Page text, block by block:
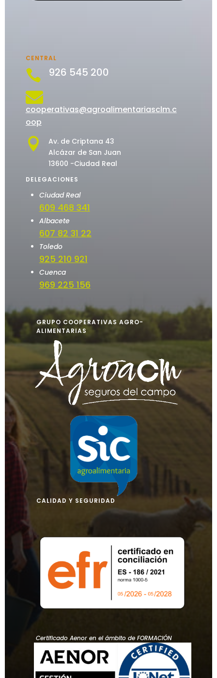
CENTRAL
 926 545 200

cooperativas@agroalimentariasclm.c
oop

Av. de Criptana 43
Alcázar de San Juan
13600 -Ciudad Real
DELEGACIONES
Ciudad Real
609 468 341
Albacete
607 82 31 22
Toledo
925 210 921
Cuenca
969 225 156
GRUPO COOPERATIVAS AGRO-
ALIMENTARIAS
CALIDAD Y SEGURIDAD
Certificado Aenor en el ámbito de FORMACIÓN